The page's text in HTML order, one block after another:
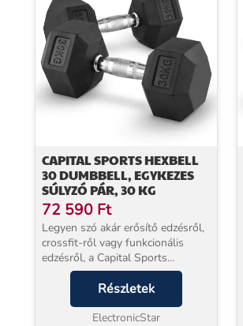
CAPITAL SPORTS HEXBELL
30 DUMBBELL, EGYKEZES
SÚLYZÓ PÁR, 30 KG
72 590 Ft
Legyen szó akár erősítő edzésről,
crossfit-ről vagy funkcionális
edzésről, a Capital Sports
hatszögletű súlyzókkal mindig
megtalálja majd a megfelelő
súlyt.A robusztus kemény gumi
bevonat kiegyensúlyo...
Részletek
ElectronicStar